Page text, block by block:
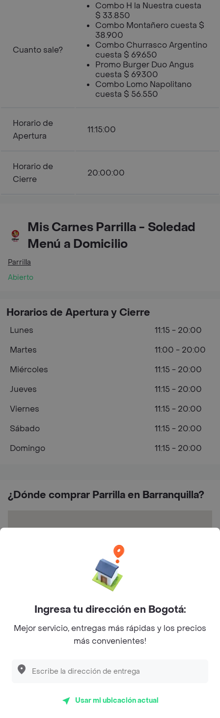
Cuanto sale?
Combo H la Nuestra cuesta
$ 33.850
Combo Montañero cuesta $
38.900
Combo Churrasco Argentino
cuesta $ 69.650
Promo Burger Duo Angus
cuesta $ 69.300
Combo Lomo Napolitano
cuesta $ 56.550
Horario de
Apertura
11:15:00
Horario de
Cierre
20:00:00
Mis Carnes Parrilla - Soledad
Menú a Domicilio
Parrilla
Abierto
¿Dónde comprar Parrilla en Barranquilla?
Calle 30 #13-65 CC carnaval
Horarios de Apertura y Cierre
Lunes
11:15 - 20:00
Martes
11:00 - 20:00
Miércoles
11:15 - 20:00
Jueves
11:15 - 20:00
Viernes
11:15 - 20:00
Sábado
11:15 - 20:00
Domingo
11:15 - 20:00
Preguntas frecuentes
Ingresa tu dirección en Bogotá:
Mejor servicio, entregas más rápidas y los precios
más convenientes!
Usar mi ubicación actual